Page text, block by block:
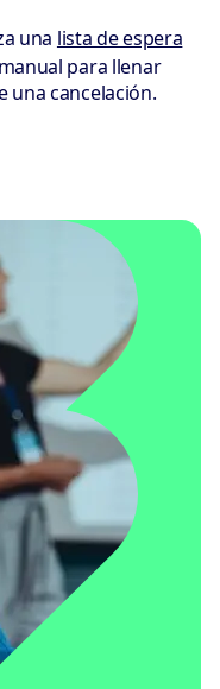
una lista de espera
para llenar
una cancelación.